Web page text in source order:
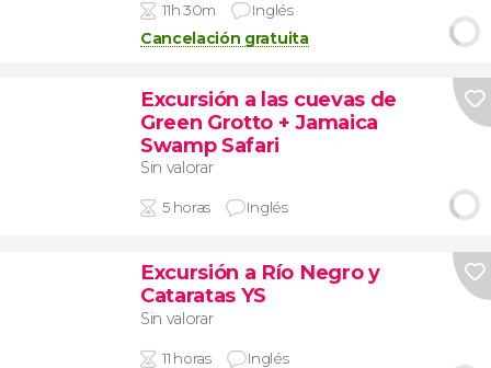
11h 30m Inglés
Cancelación gratuita
Excursión a las cuevas de
Green Grotto + Jamaica
Swamp Safari
Sin valorar
5 horas Inglés
Excursión a Río Negro y
Cataratas YS
Sin valorar
11 horas Inglés